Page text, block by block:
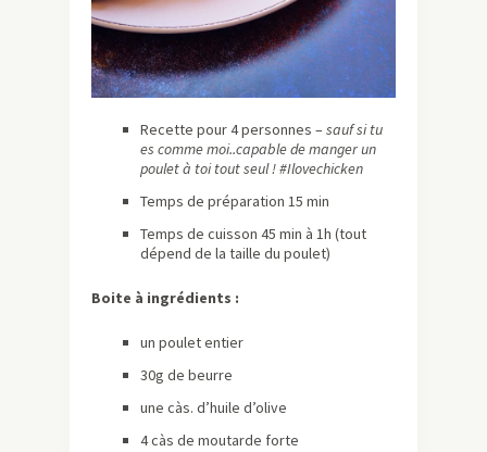
Recette pour 4 personnes –sauf si tu
es comme moi..capable de manger un
poulet à toi tout seul ! #Ilovechicken
Temps de préparation 15 min
Temps de cuisson 45 min à 1h (tout
dépend de la taille du poulet)
Boite à ingrédients :
un poulet entier
30g de beurre
une càs. d’huile d’olive
4 càs de moutarde forte